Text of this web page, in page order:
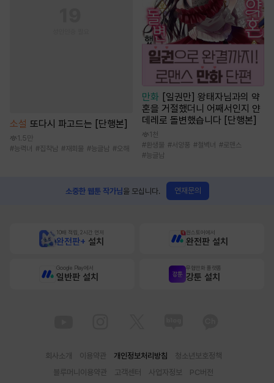
소설 또다시 파고드는 [단행본]
1.5만
#능력녀 #집착남 # 재회물 #능글남 #오해
만화
[일권만] 왕태자님과의 약
혼을 거절했더니 어째서인지 얀
데레로 돌변했습니다 [단행본]
1천
#환생물 #서양풍 #철벽녀 #로맨스
#능글남
소중한 웹툰 작가님을 모십니다. 연재문의
10배 적립, 2시간 먼저
완전판+ 설치
원스토어에서
완전판 설치
Google Play에서
일반판 설치
무협만화 플랫폼
강툰 설치
회사소개 이용약관 개인정보처리방침
청소년보호정책
블루머니이용약관
고객센터 사업자정보 PC버전